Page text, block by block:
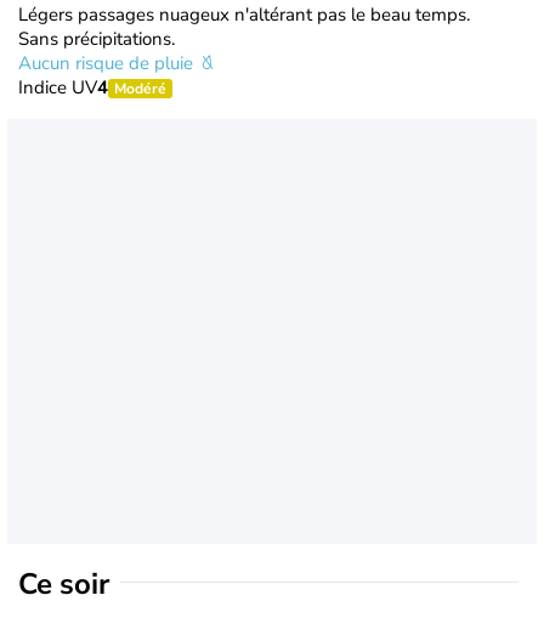
Légers passages nuageux n'altérant pas le beau temps.
Sans précipitations.
Aucun risque de pluie
Indice UV4 Modéré
Ce soir